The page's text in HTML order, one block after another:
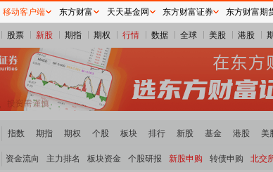
股票 新股 期指 期权 行情 数据 全球 美股 港股
指数 期指 期权 个股 板块 排行 新股 基金 港股 美
资金流向 主力排名 板块资金 个股研报 新股申购 转债申购 北交
移动客户端 东方财富 天天基金网 东方财富证券 东方财富期